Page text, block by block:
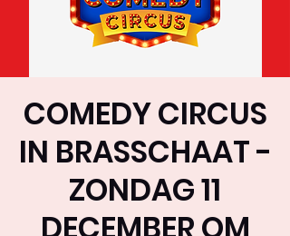
COMEDY CIRCUS
IN BRASSCHAAT -
ZONDAG 11